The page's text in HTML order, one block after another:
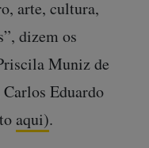
arte, cultura,
dizem os
Muniz de
Eduardo
aqui).